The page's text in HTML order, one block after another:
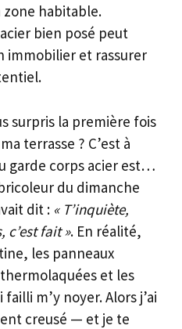
zone habitable.
bien posé peut
immobilier et rassurer
surpris la première fois
terrasse ? C’est à
garde corps acier est…
du dimanche
dit : « T’inquiète,
c’est fait ». En réalité,
les panneaux
et les
m’y noyer. Alors j’ai
creusé — et je te